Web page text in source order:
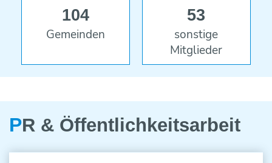
104
Gemeinden
53
sonstige
Mitglieder
PR & Öffentlich­keitsarbeit